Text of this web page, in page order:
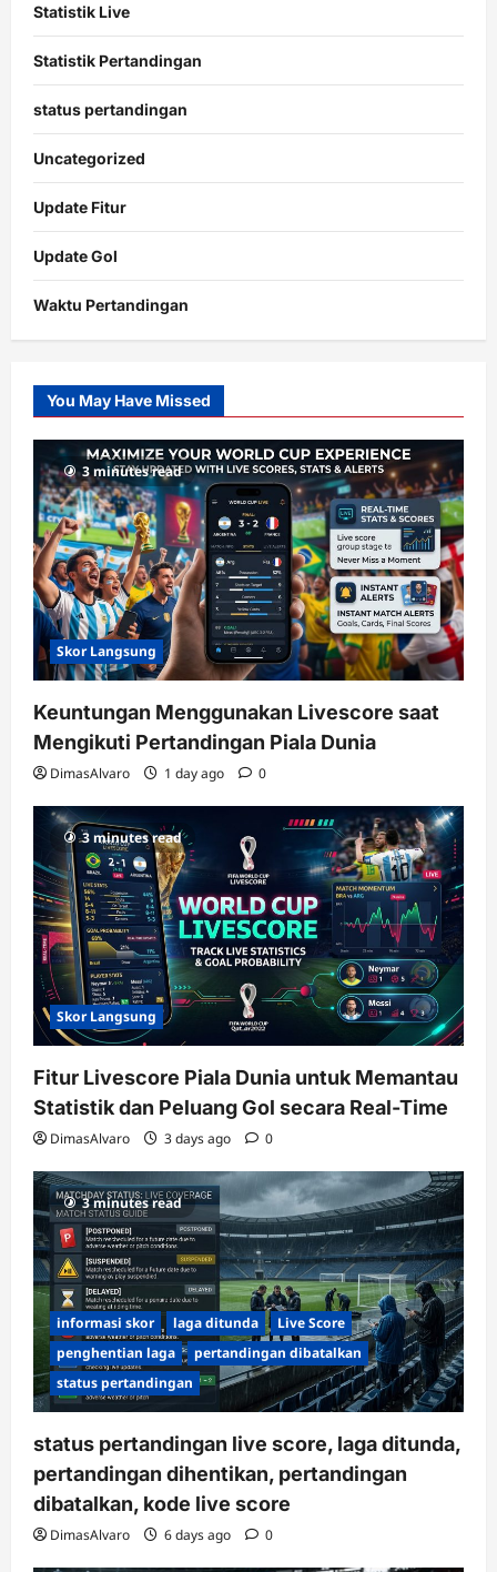
Statistik Live
Statistik Pertandingan
status pertandingan
Uncategorized
Update Fitur
Update Gol
Waktu Pertandingan
Slot
Gacor
RTP
terupdate
You May Have Missed
3 minutes read
Skor Langsung
Keuntungan Menggunakan Livescore saat
Mengikuti Pertandingan Piala Dunia
DimasAlvaro 1 day ago 0
3 minutes read
Skor Langsung
Fitur Livescore Piala Dunia untuk Memantau
Statistik dan Peluang Gol secara Real-Time
DimasAlvaro 3 days ago 0
3 minutes read
informasi skor laga ditunda
Live Score
penghentian laga
pertandingan dibatalkan
status pertandingan
status pertandingan live score, laga ditunda,
pertandingan dihentikan, pertandingan
dibatalkan, kode live score
DimasAlvaro 6 days ago 0